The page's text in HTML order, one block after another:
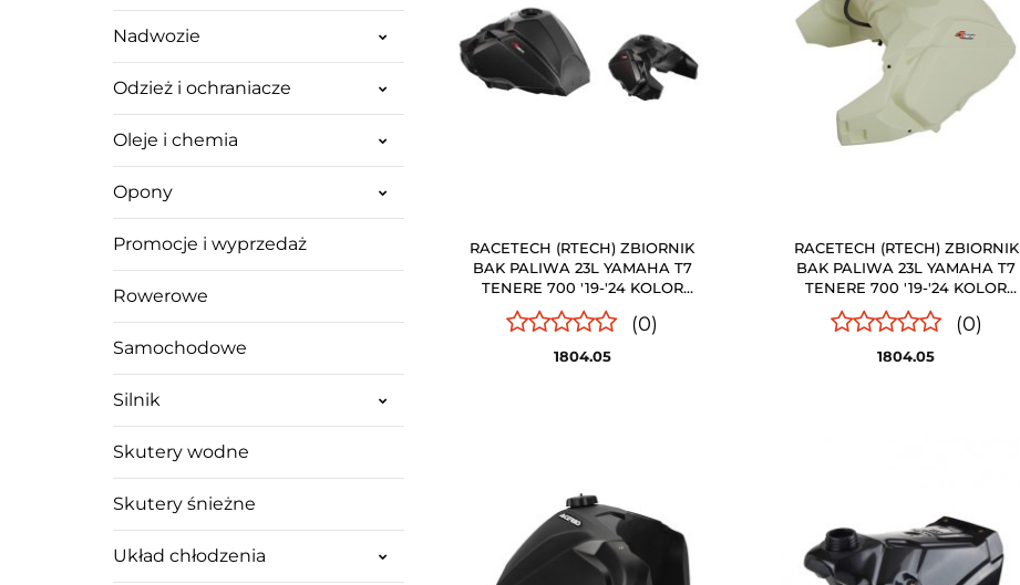
Nadwozie
Odzież i ochraniacze
Oleje i chemia
Opony
Promocje i wyprzedaż
Rowerowe
Samochodowe
Silnik
Skutery wodne
Skutery śnieżne
Układ chłodzenia
RACETECH (RTECH) ZBIORNIK
BAK PALIWA 23L YAMAHA T7
TENERE 700 '19-'24 KOLOR
CZARNY Z HOMOLOGACJĄ
RACETECH
(0)
1804.05
RACETECH (RTECH) ZBIORNIK
BAK PALIWA 23L YAMAHA T7
TENERE 700 '19-'24 KOLOR
NEUTRALNY Z HOMOLOGACJĄ
RACETECH
(0)
1804.05